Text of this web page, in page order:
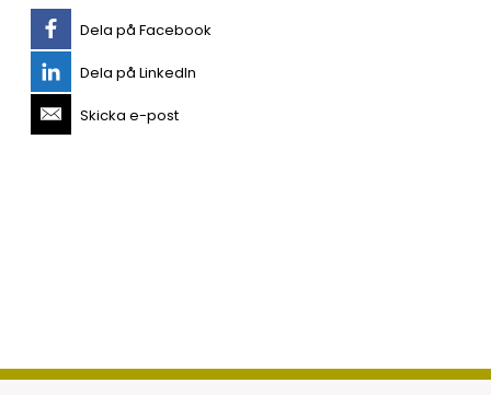
Dela på Facebook
Dela på LinkedIn
Skicka e-post